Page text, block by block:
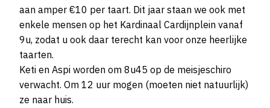
aan amper €10 per taart. Dit jaar staan we ook met
enkele mensen op het Kardinaal Cardijnplein vanaf
9u, zodat u ook daar terecht kan voor onze heerlijke
taarten.
Keti en Aspi worden om 8u45 op de meisjeschiro
verwacht. Om 12 uur mogen (moeten niet natuurlijk)
ze naar huis.